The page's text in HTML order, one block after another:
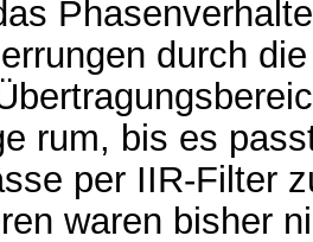
durch
rum, bis es
per IIR-Filter
waren bisher